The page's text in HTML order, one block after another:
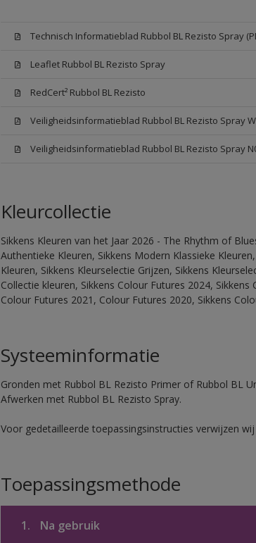
Technisch Informatieblad Rubbol BL Rezisto Spray
Leaflet Rubbol BL Rezisto Spray
RedCert² Rubbol BL Rezisto
Veiligheidsinformatieblad Rubbol BL Rezisto Spray
Veiligheidsinformatieblad Rubbol BL Rezisto Spray
Kleurcollectie
Sikkens Kleuren van het Jaar 2026 - The Rhythm of
Authentieke Kleuren, Sikkens Modern Klassieke
Kleuren, Sikkens Kleurselectie Grijzen, Sikkens
Collectie kleuren, Sikkens Colour Futures 2024,
Colour Futures 2021, Colour Futures 2020, Sikkens
Systeeminformatie
Gronden met Rubbol BL Rezisto Primer of Rubbol BL
Afwerken met Rubbol BL Rezisto Spray.
Voor gedetailleerde toepassingsinstructies verwijzen
Toepassingsmethode
1. Na gebruik